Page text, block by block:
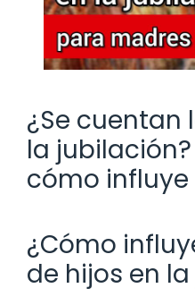
¿Se cuentan
la
cómo
¿Cómo
de hijos en